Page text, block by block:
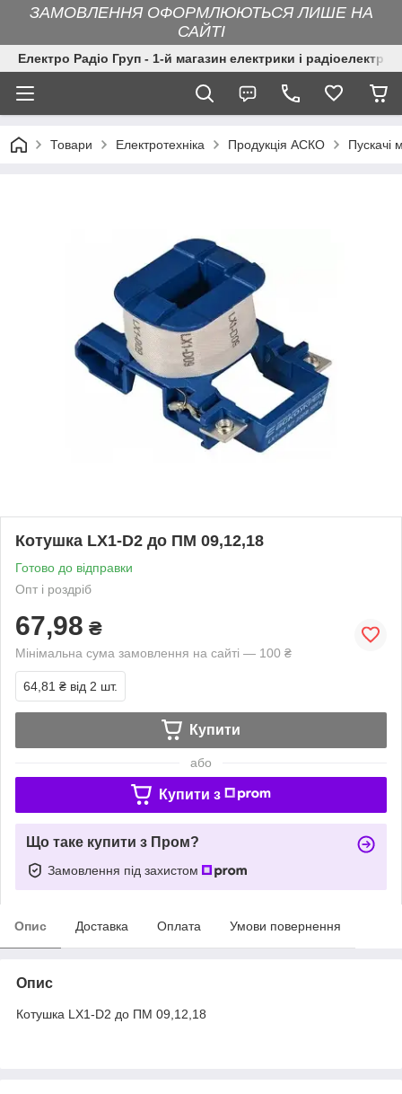
ЗАМОВЛЕННЯ ОФОРМЛЮЮТЬСЯ ЛИШЕ НА
САЙТІ
Електро Радіо Груп - 1-й магазин електрики і
Товари Електротехніка Продукція АСКО Пускачі
Котушка LX1-D2 до ПМ 09,12,18
Готово до відправки
Опт і роздріб
67,98 ₴
Мінімальна сума замовлення на сайті — 100 ₴
64,81 ₴ від 2 шт.
Купити
або
Купити з
Що таке купити з Пром?
Замовлення під захистом
Опис Доставка Оплата Умови повернення
Опис
Котушка LX1-D2 до ПМ 09,12,18